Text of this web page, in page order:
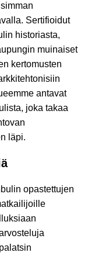
Sertifioidut
historiasta,
muinaiset
kertomusten
antavat
joka takaa
läpi.
opastettujen